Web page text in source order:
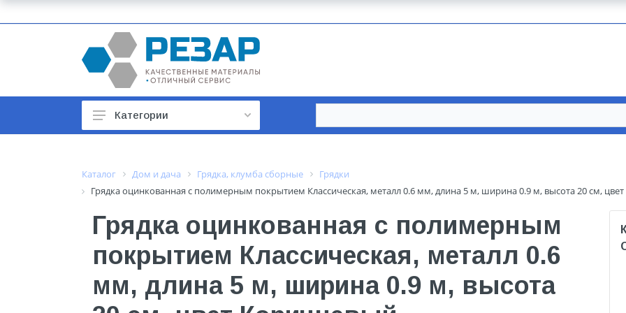
Автотовары
Арматура строительная
Баки, гидроаккумуляторы
Бытовая техника
Бытовая химия
Категории
Каталог Дом и дача Грядка, клумба сборные
Грядки
Грядка оцинкованная с полимерным покрытием Классическая, металл 0.6 мм, длина 5 м, ширина 0.9 м, высота 20 см,
Грядка оцинкованная с полимерным
покрытием Классическая, металл 0.6
мм, длина 5 м, ширина 0.9 м, высота